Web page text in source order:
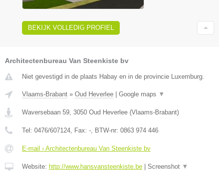
BEKIJK VOLLEDIG PROFIEL
Architectenbureau Van Steenkiste bv
Niet gevestigd in de plaats Habay en in de provincie Luxemburg.
Vlaams-Brabant » Oud Heverlee Google maps ▼
Waversebaan 59, 3050 Oud Heverlee (Vlaams-Brabant)
Tel: 0476/607124, Fax: -, BTW-nr: 0863 974 446
E-mail › Architectenbureau Van Steenkiste bv
Website: http://www.hansvansteenkiste.be Screenshot ▼